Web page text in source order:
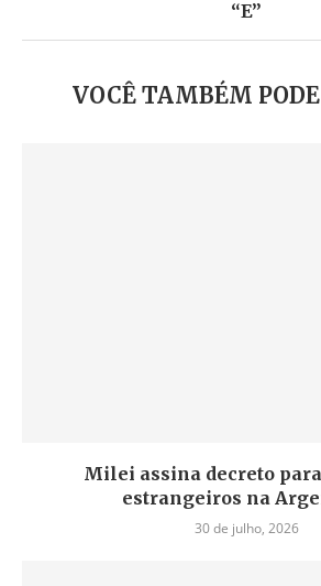
“E”
VOCÊ TAMBÉM
Milei assina decreto
estrangeiros na
30 de julho, 2026